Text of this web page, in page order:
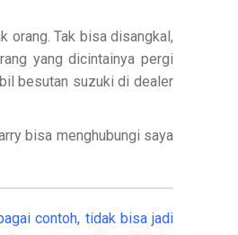
orang. Tak bisa disangkal,
yang dicintainya pergi
besutan suzuki di dealer
bisa menghubungi saya
contoh, tidak bisa jadi